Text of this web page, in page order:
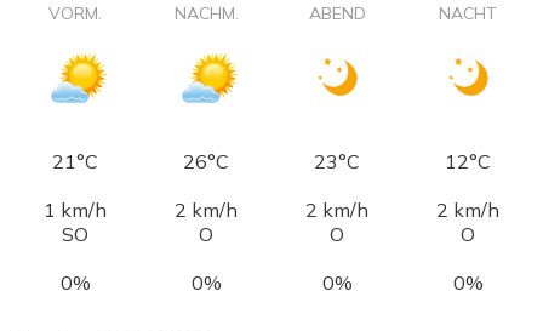
VORM. NACHM. ABEND NACHT
21°C 26°C 23°C
12°C
1 km/h
SO
2 km/h
O
2 km/h
O
2 km/h
O
0%
0% 0% 0%